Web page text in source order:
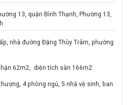
13, quận Bình Thạnh, Phường 13,
nhà đường Đặng Thùy Trâm, phường
62m2, diện tích sàn 166m2
4 phòng ngủ, 5 nhà vệ sinh, ban